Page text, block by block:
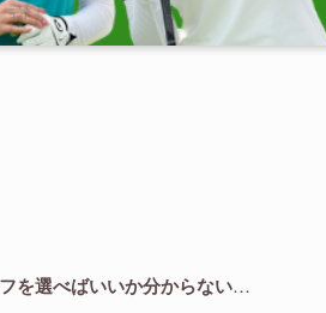
を選べばいいか分からない…